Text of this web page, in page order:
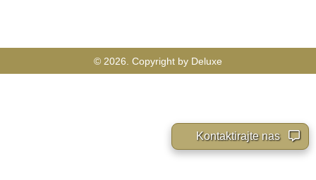
© 2026. Copyright by Deluxe
Kontaktirajte nas